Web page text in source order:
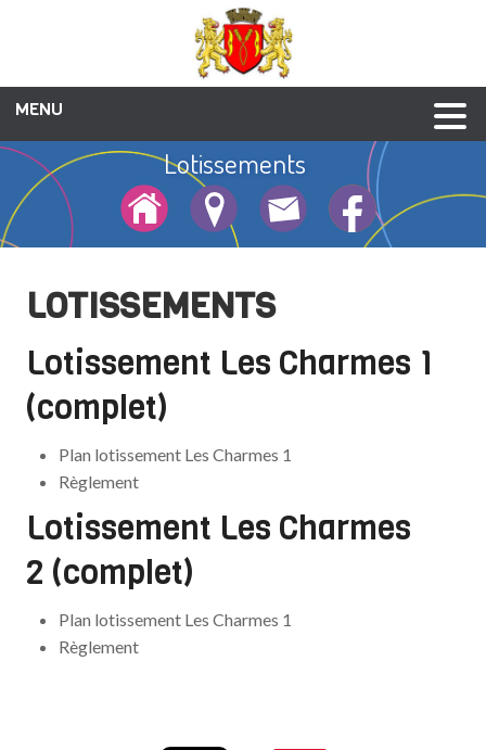
MENU
Mairie
Urbanisme
Formalités d'urbanisme
Voirie
Lotissements
Enfance-jeunesse
Economie
Culture et patrimoine
Vie associative
Social et santé
Galerie photos
Annuaire
Animations
Liens utiles
Lotissements
LOTISSEMENTS
Lotissement Les Charmes 1
(complet)
Plan lotissement Les Charmes 1
Règlement
Lotissement Les Charmes
2 (complet)
Plan lotissement Les Charmes 1
Règlement